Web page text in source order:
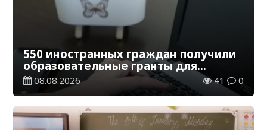
550 иностранных граждан получили
образовательные гранты для
обучения в Казахстане
08.08.2026 41 0